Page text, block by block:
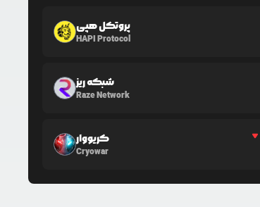
پروتکل هپی
HAPI Protocol
شبکه ریز
Raze Network
کریووار
Cryowar